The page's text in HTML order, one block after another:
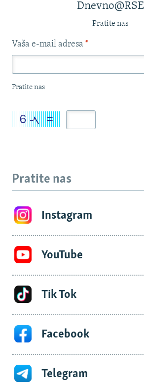
Dnevno@RSE
Pratite nas
Vaša e-mail adresa *
Pratite nas
Pratite nas
Instagram
YouTube
Tik Tok
Facebook
Telegram